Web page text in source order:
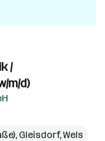
/
m/d)
, Gleisdorf,Wels